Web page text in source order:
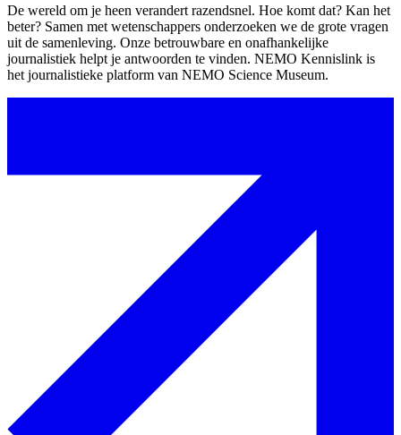
De wereld om je heen verandert razendsnel. Hoe komt dat? Kan het
beter? Samen met wetenschappers onderzoeken we de grote vragen
uit de samenleving. Onze betrouwbare en onafhankelijke
journalistiek helpt je antwoorden te vinden. NEMO Kennislink is
het journalistieke platform van NEMO Science Museum.